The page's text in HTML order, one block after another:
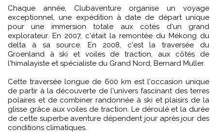
Chaque année, Clubaventure organise un voyage
exceptionnel, une expédition à date de départ unique
pour une immersion totale aux cotés d'un grand
explorateur. En 2007, c'était la remontée du Mékong du
delta à sa source. En 2008, c'est la traversée du
Groenland à ski et voiles de traction, aux côtés de
l'himalayiste et spécialiste du Grand Nord, Bernard Muller.
Cette traversée longue de 600 km est l'occasion unique
de partir à la découverte de l'univers fascinant des terres
polaires et de combiner randonnée à ski et plaisirs de la
glisse grâce aux voiles de traction. Le déroulé et la durée
de cette superbe aventure dépendent jour après jour des
conditions climatiques.